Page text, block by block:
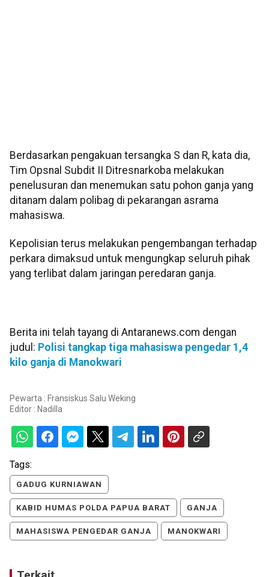
Berdasarkan pengakuan tersangka S dan R, kata dia,
Tim Opsnal Subdit II Ditresnarkoba melakukan
penelusuran dan menemukan satu pohon ganja yang
ditanam dalam polibag di pekarangan asrama
mahasiswa.
Kepolisian terus melakukan pengembangan terhadap
perkara dimaksud untuk mengungkap seluruh pihak
yang terlibat dalam jaringan peredaran ganja.
Berita ini telah tayang di Antaranews.com dengan
judul: Polisi tangkap tiga mahasiswa pengedar 1,4
kilo ganja di Manokwari
Pewarta : Fransiskus Salu Weking
Editor : Nadilla
Tags:
GADUG KURNIAWAN
KABID HUMAS POLDA PAPUA BARAT GANJA
MAHASISWA PENGEDAR GANJA MANOKWARI